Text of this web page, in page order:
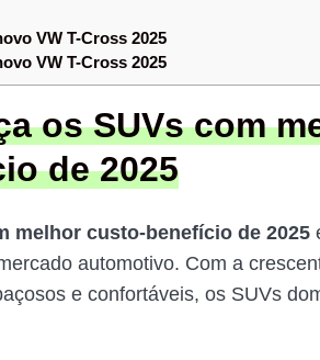
VW T-Cross 2025
VW T-Cross 2025
os SUVs com
de 2025
melhor custo-benefício de 2025
automotivo. Com a
e confortáveis, os SUVs